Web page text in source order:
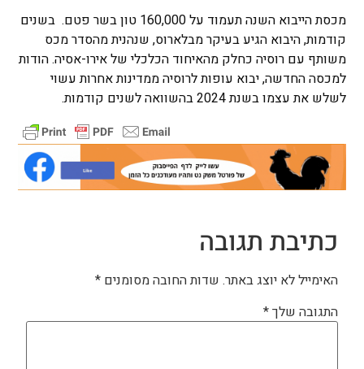
מכסת הייבוא השנה תעמוד על 160,000 טון בשר פטם. בשנים
קודמות, היבוא הגיע בעיקר מבלארוס, שנהנית מהסדר מכס
משותף עם רוסיה כחלק מהאיחוד הכלכלי של אירו-אסיה. הודות
למכסה החדשה, יבוא עופות לרוסיה ממדינות אחרות עשוי
לשלש את עצמו בשנת 2024 בהשוואה לשנים קודמות.
כתיבת תגובה
האימייל לא יוצג באתר. שדות החובה מסומנים *
התגובה שלך*